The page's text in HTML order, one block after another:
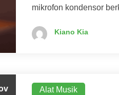
mikrofon kondensor
Kiano Kia
Alat Musik